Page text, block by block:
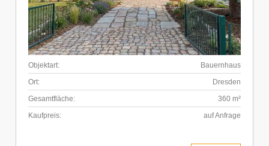
Objektart:
Bauernhaus
Ort:
Dresden
Gesamtfläche:
360 m²
Kaufpreis:
auf Anfrage